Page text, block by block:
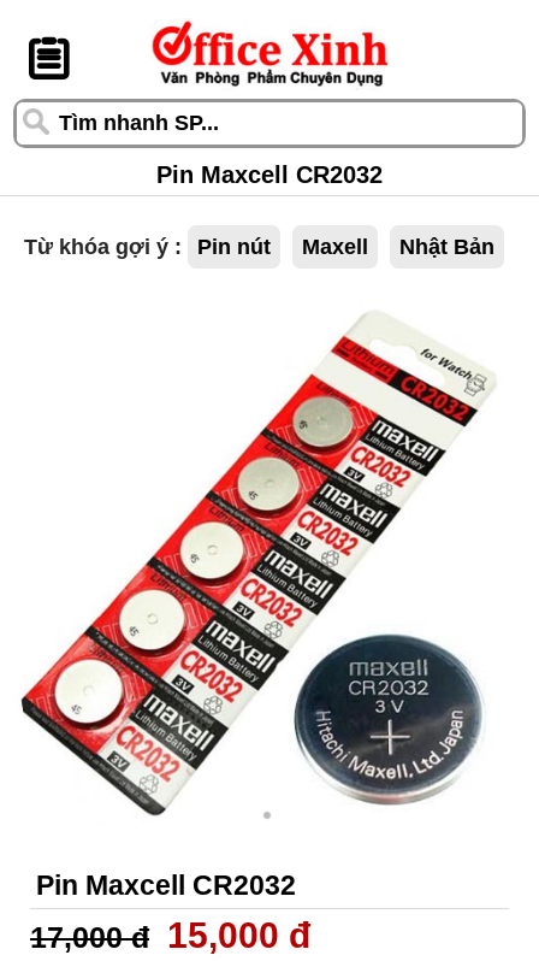
󰆎
Pin Maxcell CR2032
Từ khóa gợi ý : Pin nút Maxell Nhật Bản
Pin Maxcell CR2032
17,000 đ 15,000 đ